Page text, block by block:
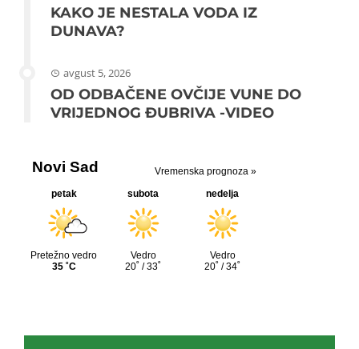
KAKO JE NESTALA VODA IZ
DUNAVA?
avgust 5, 2026
OD ODBAČENE OVČIJE VUNE DO
VRIJEDNOG ĐUBRIVA -VIDEO